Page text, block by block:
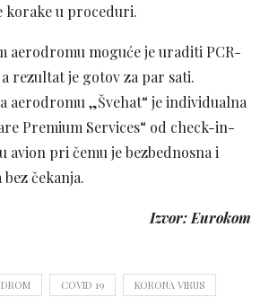
korake u proceduri.
aerodromu moguće je uraditi PCR-
rezultat je gotov za par sati.
aerodromu „Švehat“ je individualna
Premium Services“ od check-in-
avion pri čemu je bezbednosna i
čekanja.
Izvor: Eurokom
COVID 19 KORONA VIRUS